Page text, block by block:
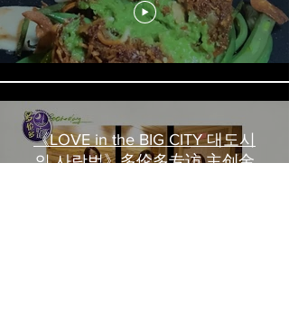
《LOVE in the BIG CITY 대도시
의 사랑법》多伦多专访 主创金